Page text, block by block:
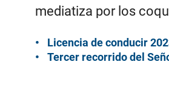
mediatiza por los
Licencia de conducir
Tercer recorrido del